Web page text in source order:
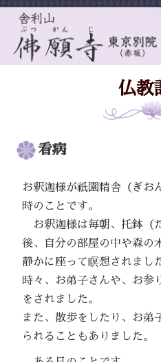
仏教
看病
お釈迦様が祇園精舎（ぎお
時のことです。
お釈迦様は毎朝、托鉢（
後、自分の部屋の中や森の
静かに座って瞑想されまし
時々、お弟子さんや、お参
をされました。
また、散歩をしたり、お弟
られることもありました。